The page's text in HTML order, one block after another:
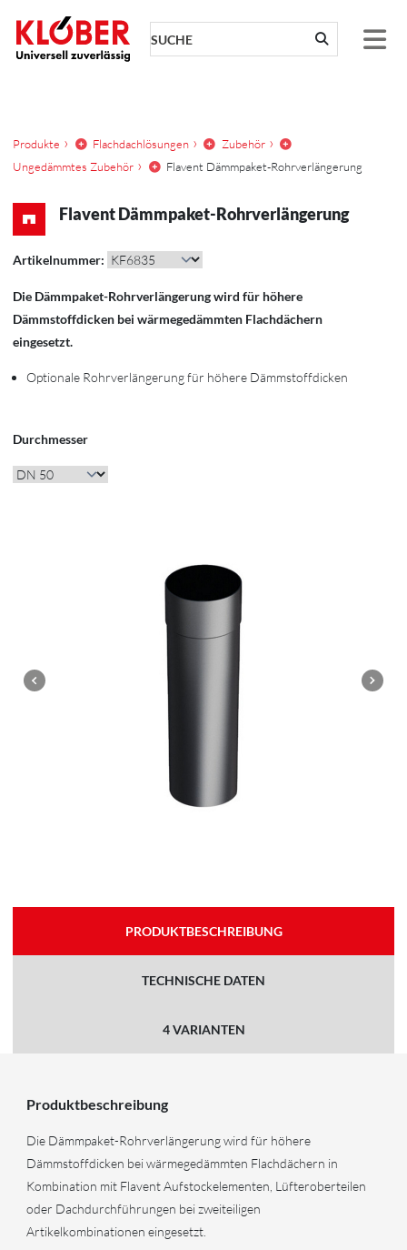
Produkte Flachdachlösungen
Zubehör
Ungedämmtes Zubehör
Flavent Dämmpaket-Rohrverlängerung
Flavent Dämmpaket-Rohrverlängerung
Artikelnummer:
Die Dämmpaket-Rohrverlängerung wird für höhere
Dämmstoffdicken bei wärmegedämmten Flachdächern
eingesetzt.
Optionale Rohrverlängerung für höhere Dämmstoffdicken
Durchmesser
PRODUKTBESCHREIBUNG
TECHNISCHE DATEN
4 VARIANTEN
Produktbeschreibung
Die Dämmpaket-Rohrverlängerung wird für höhere
Dämmstoffdicken bei wärmegedämmten Flachdächern in
Kombination mit Flavent Aufstockelementen, Lüfteroberteilen
oder Dachdurchführungen bei zweiteiligen
Artikelkombinationen eingesetzt.